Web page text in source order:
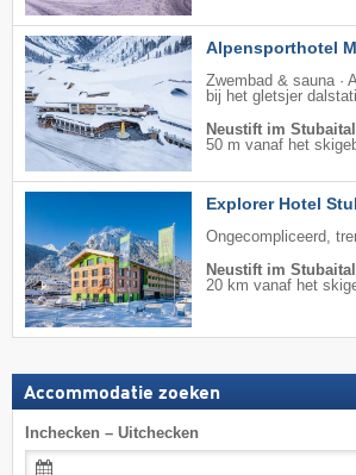
Alpensporthotel
Zwembad & sauna ·
bij het gletsjer
Neustift im Stubaital
50 m vanaf het
Explorer Hotel
Ongecompliceerd,
Neustift im Stubaital
20 km vanaf het
Accommodatie zoeken
Inchecken – Uitchecken